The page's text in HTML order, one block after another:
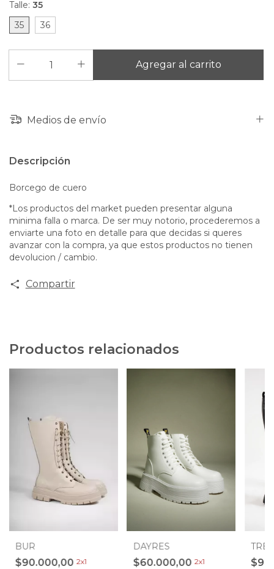
Talle: 35
35
36
Medios de envío
Descripción
Borcego de cuero
*Los productos del market pueden presentar alguna
minima falla o marca. De ser muy notorio, procederemos a
enviarte una foto en detalle para que decidas si queres
avanzar con la compra, ya que estos productos no tienen
devolucion / cambio.
Compartir
Productos relacionados
BUR
$90.000,00 2x1
DAYRES
$60.000,00 2x1